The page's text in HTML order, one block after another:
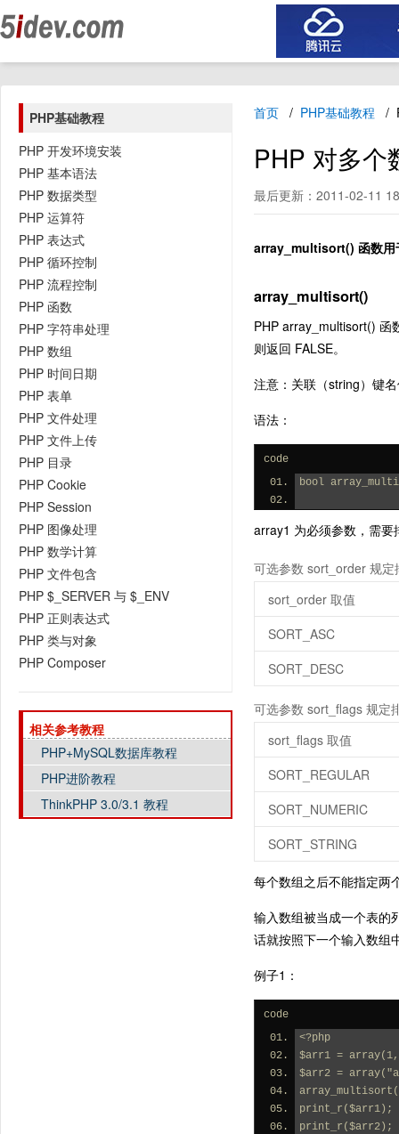
PHP基础教程
PHP 开发环境安装
PHP 基本语法
PHP 数据类型
PHP 运算符
PHP 表达式
PHP 循环控制
PHP 流程控制
PHP 函数
PHP 字符串处理
PHP 数组
PHP 时间日期
PHP 表单
PHP 文件处理
PHP 文件上传
PHP 目录
PHP Cookie
PHP Session
PHP 图像处理
PHP 数学计算
PHP 文件包含
PHP $_SERVER 与 $_ENV
PHP 正则表达式
PHP 类与对象
PHP Composer
相关参考教程
PHP+MySQL数据库教程
PHP进阶教程
ThinkPHP 3.0/3.1 教程
首页 PHP基础教程
PHP 对多个
最后更新：2011-02-11
array_multisort() 函数用
array_multisort()
PHP array_multisort() 函
则返回 FALSE。
注意：关联（string）键
语法：
code
bool
array1 为必须参数，需
可选参数 sort_order 规定
sort_order 取值
SORT_ASC
SORT_DESC
可选参数 sort_flags 规定
sort_flags 取值
SORT_REGULAR
SORT_NUMERIC
SORT_STRING
每个数组之后不能指定两
输入数组被当成一个表的
话就按照下一个输入数组
例子1：
code
<?php
$arr1 =
$arr2 =
print_r($arr1);
print_r($arr2);